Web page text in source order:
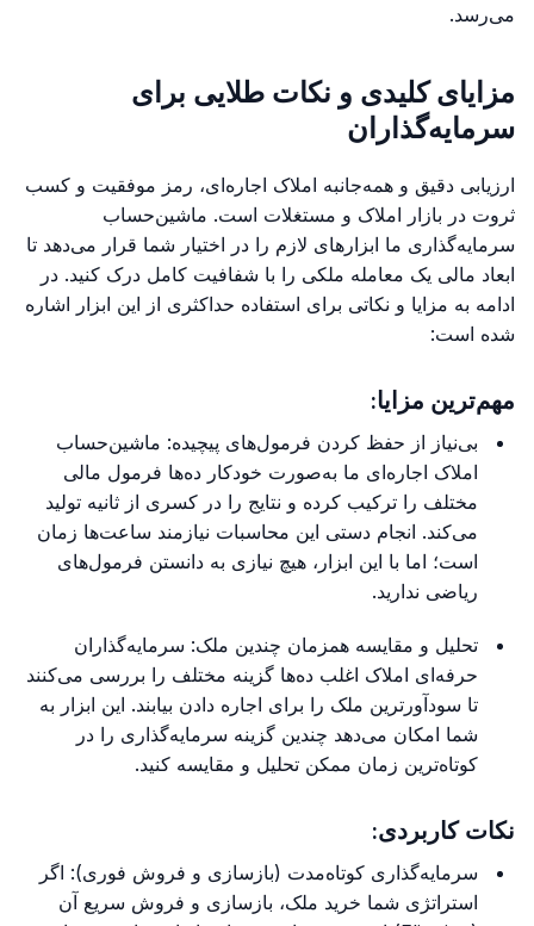
می‌رسد.
مزایای کلیدی و نکات طلایی برای
سرمایه‌گذاران
ارزیابی دقیق و همه‌جانبه املاک اجاره‌ای، رمز موفقیت و کسب
ثروت در بازار املاک و مستغلات است. ماشین‌حساب
سرمایه‌گذاری ما ابزارهای لازم را در اختیار شما قرار می‌دهد تا
ابعاد مالی یک معامله ملکی را با شفافیت کامل درک کنید. در
ادامه به مزایا و نکاتی برای استفاده حداکثری از این ابزار اشاره
شده است:
مهم‌ترین مزایا:
بی‌نیاز از حفظ کردن فرمول‌های پیچیده: ماشین‌حساب
املاک اجاره‌ای ما به‌صورت خودکار ده‌ها فرمول مالی
مختلف را ترکیب کرده و نتایج را در کسری از ثانیه تولید
می‌کند. انجام دستی این محاسبات نیازمند ساعت‌ها زمان
است؛ اما با این ابزار، هیچ نیازی به دانستن فرمول‌های
ریاضی ندارید.
تحلیل و مقایسه همزمان چندین ملک: سرمایه‌گذاران
حرفه‌ای املاک اغلب ده‌ها گزینه مختلف را بررسی می‌کنند
تا سودآورترین ملک را برای اجاره دادن بیابند. این ابزار به
شما امکان می‌دهد چندین گزینه سرمایه‌گذاری را در
کوتاه‌ترین زمان ممکن تحلیل و مقایسه کنید.
نکات کاربردی:
سرمایه‌گذاری کوتاه‌مدت (بازسازی و فروش فوری): اگر
استراتژی شما خرید ملک، بازسازی و فروش سریع آن